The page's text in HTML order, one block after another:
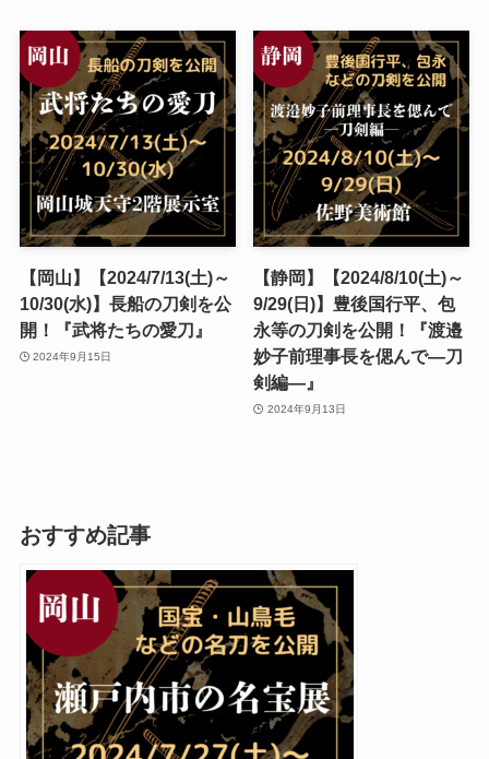
【岡山】【2024/7/13(土)～
10/30(水)】長船の刀剣を公
開！『武将たちの愛刀』
2024年9月15日
【静岡】【2024/8/10(土)～
9/29(日)】豊後国行平、包
永等の刀剣を公開！『渡邉
妙子前理事長を偲んで―刀
剣編―』
2024年9月13日
おすすめ記事